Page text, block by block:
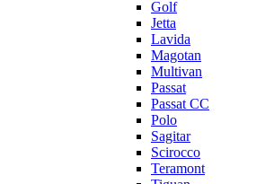
Golf
Jetta
Lavida
Magotan
Multivan
Passat
Passat CC
Polo
Sagitar
Scirocco
Teramont